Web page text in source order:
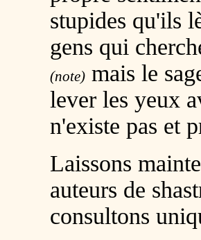
stupides qu'ils
gens qui
(note) mais le
lever les yeux
n'existe pas et
Laissons
auteurs de
consultons